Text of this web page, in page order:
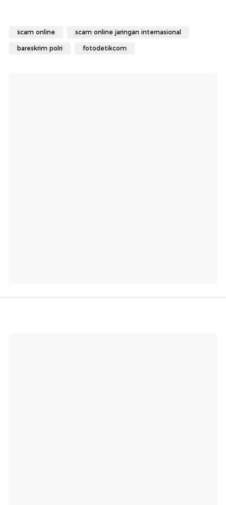
scam online scam online jaringan internasional
bareskrim polri fotodetikcom